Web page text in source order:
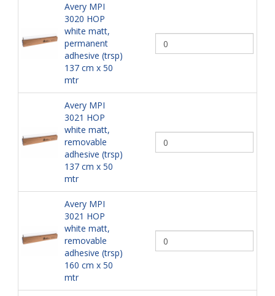
Avery MPI
3020 HOP
white matt,
permanent
adhesive (trsp)
137 cm x 50
mtr
Avery MPI
3021 HOP
white matt,
removable
adhesive (trsp)
137 cm x 50
mtr
Avery MPI
3021 HOP
white matt,
removable
adhesive (trsp)
160 cm x 50
mtr